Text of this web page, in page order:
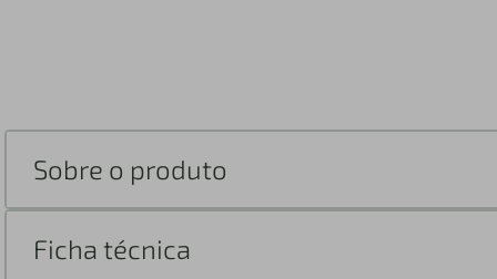
Sobre o produto
Ficha técnica